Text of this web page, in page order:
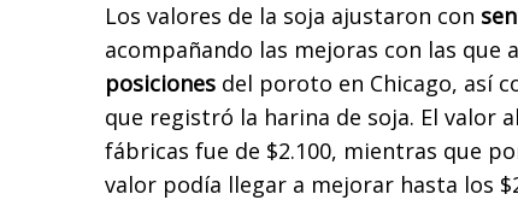
Los valores de la soja ajustaron con
acompañando las mejoras con las que
posiciones del poroto en Chicago, así
que registró la harina de soja. El valor
fábricas fue de $2.100, mientras que
valor podía llegar a mejorar hasta los